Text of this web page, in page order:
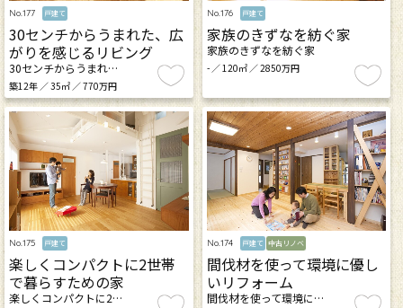
No.177 戸建て
30センチからうまれた、広
がりを感じるリビング
30センチからうまれ…
築12年 ／ 35㎡ ／ 770万円
No.176 戸建て
家族のきずなを紡ぐ家
家族のきずなを紡ぐ家
- ／ 120㎡ ／ 2850万円
No.175 戸建て
楽しくコンパクトに2世帯
で暮らすための家
楽しくコンパクトに2…
No.174 戸建て 中古リノベ
間伐材を使って環境に優し
いリフォーム
間伐材を使って環境に…